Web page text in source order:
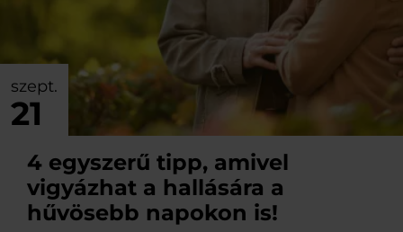
szept.
21
4 egyszerű tipp, amivel
vigyázhat a hallására a
hűvösebb napokon is!